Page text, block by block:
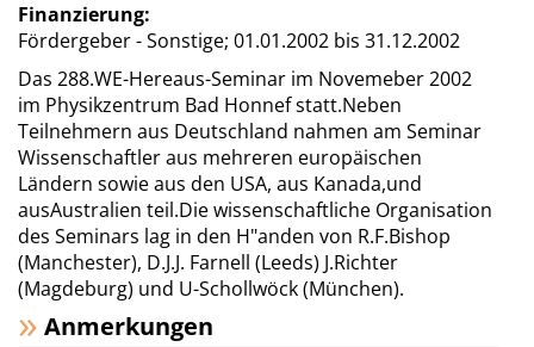
Finanzierung:
Fördergeber - Sonstige; 01.01.2002 bis 31.12.2002
Das 288.WE-Hereaus-Seminar im Novemeber 2002
im Physikzentrum Bad Honnef statt.Neben
Teilnehmern aus Deutschland nahmen am Seminar
Wissenschaftler aus mehreren europäischen
Ländern sowie aus den USA, aus Kanada,und
ausAustralien teil.Die wissenschaftliche Organisation
des Seminars lag in den H"anden von R.F.Bishop
(Manchester), D.J.J. Farnell (Leeds) J.Richter
(Magdeburg) und U-Schollwöck (München).
Anmerkungen